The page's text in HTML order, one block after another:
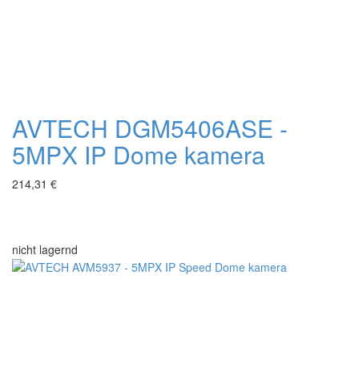
AVTECH DGM5406ASE -
5MPX IP Dome kamera
214,31 €
nicht lagernd